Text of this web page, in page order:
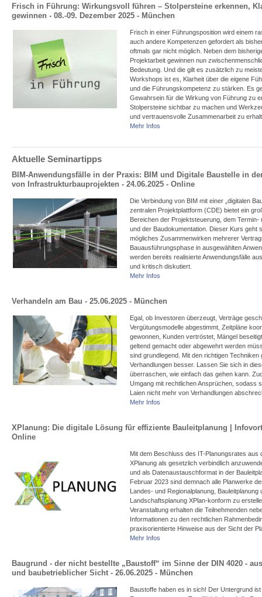
Frisch in Führung: Wirkungsvoll führen – Stolpersteine erkennen,
gewinnen - 08.-09. Dezember 2025 - München
Frisch in einer Führungsposition wird einem
auch andere Kompetenzen gefordert als
oftmals gar nicht möglich. Neben dem
Projektarbeit gewinnen nun
Bedeutung. Und die gilt es zusätzlich zu
Workshops ist es, Klarheit über die eigene
und die Führungskompetenz zu stärken. Es
Gewahrsein für die Wirkung von Führung zu
Stolpersteine sichtbar zu machen und
und vertrauensvolle Zusammenarbeit zu
Mehr Infos
Aktuelle Seminartipps
BIM-Anwendungsfälle in der Praxis: BIM und Digitale Baustelle in
von Infrastrukturbauprojekten - 24.06.2025 - Online
Die Verbindung von BIM mit einer „digitalen
zentralen Projektplattform (CDE) bietet ein
Bereichen der Projektsteuerung, dem Termin-
und der Baudokumentation. Dieser Kurs geht
mögliches Zusammenwirken mehrerer
Bauausführungsphase in ausgewählten
werden bereits realisierte Anwendungsfälle
und kritisch diskutiert.
Mehr Infos
Verhandeln am Bau - 25.06.2025 - München
Egal, ob Investoren überzeugt, Verträge
Vergütungsmodelle abgestimmt, Zeitpläne
gewonnen, Kunden vertröstet, Mängel
geltend gemacht oder abgewehrt werden
sind grundlegend. Mit den richtigen Techniken
Verhandlungen besser. Lassen Sie sich in
überraschen, wie einfach das gehen kann.
Umgang mit rechtlichen Ansprüchen, sodass
Laien nicht mehr von Verhandlungen
Mehr Infos
XPlanung: Die digitale Lösung für effiziente Bauleitplanung |
Online
Mit dem Beschluss des IT-Planungsrates aus
XPlanung als gesetzlich verbindlich
und als Datenaustauschformat in der
Februar 2023 sind demnach alle Planwerke
Landes- und Regionalplanung, Bauleitplanung
Landschaftsplanung XPlan-konform zu
Veranstaltung erhalten die Teilnehmenden
Informationen zu den rechtlichen
praxisorientierte Hinweise aus der Sicht der
Mehr Infos
Baugrund - der nicht bestellte „Baustoff“ im Sinne der DIN 4020 -
und baubetrieblicher Sicht - 26.06.2025 - München
Baustoffe haben es in sich! Der Untergrund